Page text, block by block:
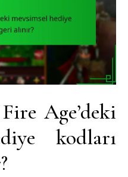
Age’deki
kodları